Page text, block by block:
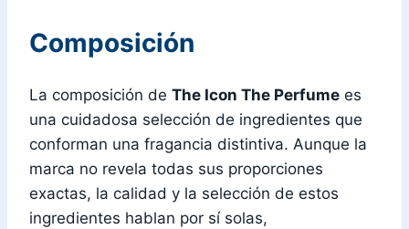
Composición
La composición de The Icon The Perfume es
una cuidadosa selección de ingredientes que
conforman una fragancia distintiva. Aunque la
marca no revela todas sus proporciones
exactas, la calidad y la selección de estos
ingredientes hablan por sí solas,